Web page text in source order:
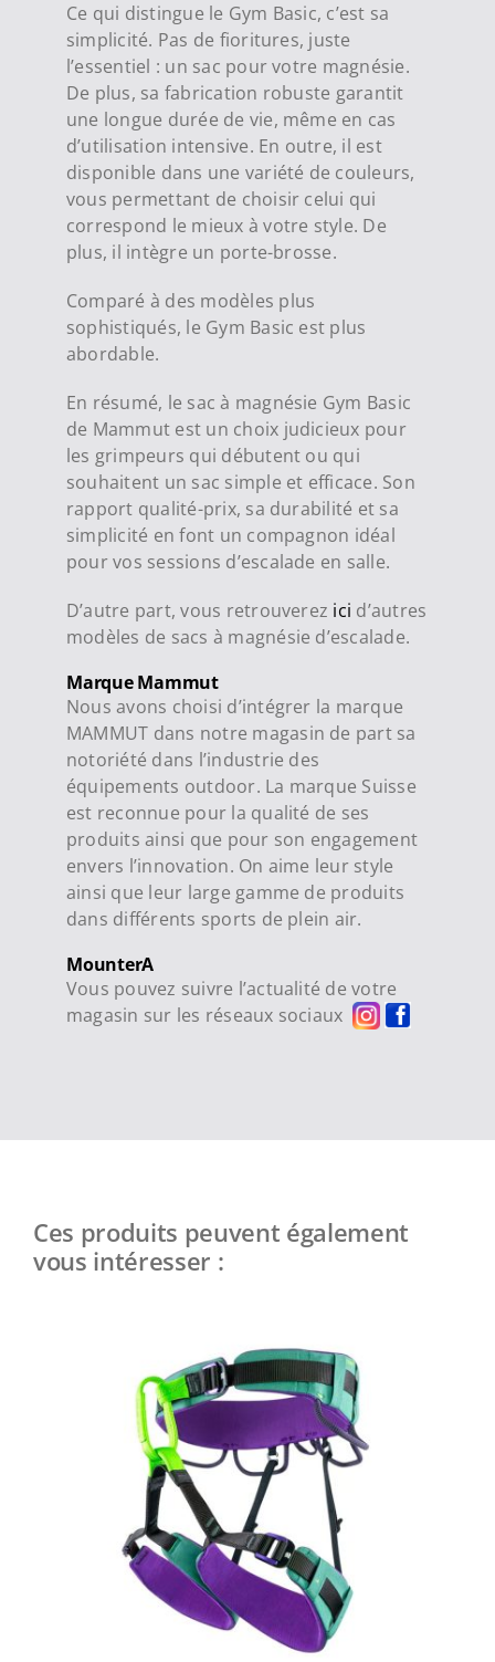
Ce qui distingue le Gym Basic, c’est sa
simplicité. Pas de fioritures, juste
l’essentiel : un sac pour votre magnésie.
De plus, sa fabrication robuste garantit
une longue durée de vie, même en cas
d’utilisation intensive. En outre, il est
disponible dans une variété de couleurs,
vous permettant de choisir celui qui
correspond le mieux à votre style. De
plus, il intègre un porte-brosse.
Comparé à des modèles plus
sophistiqués, le Gym Basic est plus
abordable.
En résumé, le sac à magnésie Gym Basic
de Mammut est un choix judicieux pour
les grimpeurs qui débutent ou qui
souhaitent un sac simple et efficace. Son
rapport qualité-prix, sa durabilité et sa
simplicité en font un compagnon idéal
pour vos sessions d’escalade en salle.
D’autre part, vous retrouverez ici d’autres
modèles de sacs à magnésie d’escalade.
Marque Mammut
Nous avons choisi d’intégrer la marque
MAMMUT dans notre magasin de part sa
notoriété dans l’industrie des
équipements outdoor. La marque Suisse
est reconnue pour la qualité de ses
produits ainsi que pour son engagement
envers l’innovation. On aime leur style
ainsi que leur large gamme de produits
dans différents sports de plein air.
MounterA
Vous pouvez suivre l’actualité de votre
magasin sur les réseaux sociaux
Ces produits peuvent également
vous intéresser :